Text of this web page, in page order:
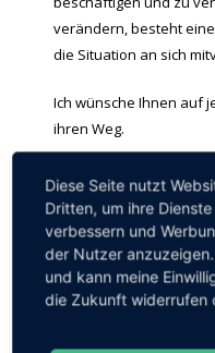
verändern, besteht
die Situation an sich
Ich wünsche Ihnen auf
ihren Weg.
Ihre Stefanie Rösch
Wenn Ihnen meine
freue auch ich mich
Sie können diese
Diese Seite nutzt
Dritten, um ihre
verbessern und
der Nutzer
und kann meine
die Zukunft widerrufen